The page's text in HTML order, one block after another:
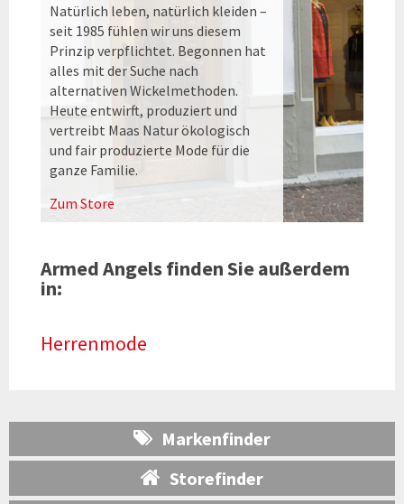
Natürlich leben, natürlich kleiden –
seit 1985 fühlen wir uns diesem
Prinzip verpflichtet. Begonnen hat
alles mit der Suche nach
alternativen Wickelmethoden.
Heute entwirft, produziert und
vertreibt Maas Natur ökologisch
und fair produzierte Mode für die
ganze Familie.
Zum Store
Armed Angels finden Sie außerdem
in:
Herrenmode
Markenfinder
Storefinder